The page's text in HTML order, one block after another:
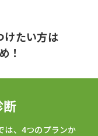
けたい方は
！
は、4つのプランか